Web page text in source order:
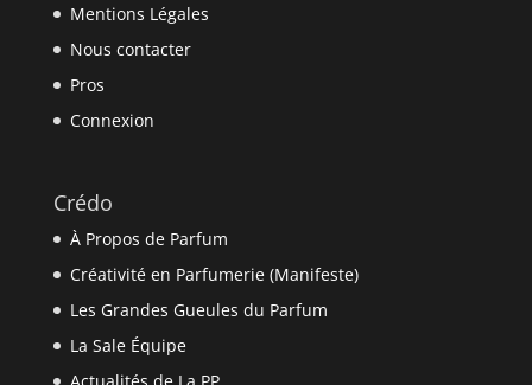
Mentions Légales
Nous contacter
Pros
Connexion
Crédo
À Propos de Parfum
Créativité en Parfumerie (Manifeste)
Les Grandes Gueules du Parfum
La Sale Équipe
Actualités de La PP